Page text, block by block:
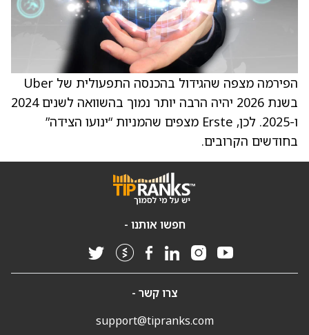
הפירמה מצפה שהגידול בהכנסה התפעולית של Uber
בשנת 2026 יהיה הרבה יותר נמוך בהשוואה לשנים 2024
ו-2025. לכן, Erste מצפים שהמניות “ינועו הצידה”
בחודשים הקרובים.
חפשו אותנו -
צרו קשר -
support@tipranks.com